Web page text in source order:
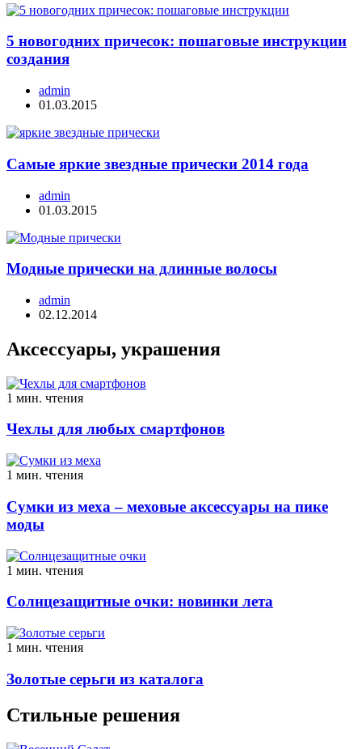
5 новогодних причесок: пошаговые инструкции
создания
admin
01.03.2015
Самые яркие звездные прически 2014 года
admin
01.03.2015
Модные прически на длинные волосы
admin
02.12.2014
Аксессуары, украшения
1 мин. чтения
Чехлы для любых смартфонов
1 мин. чтения
Сумки из меха – меховые аксессуары на пике
моды
1 мин. чтения
Солнцезащитные очки: новинки лета
1 мин. чтения
Золотые серьги из каталога
Стильные решения